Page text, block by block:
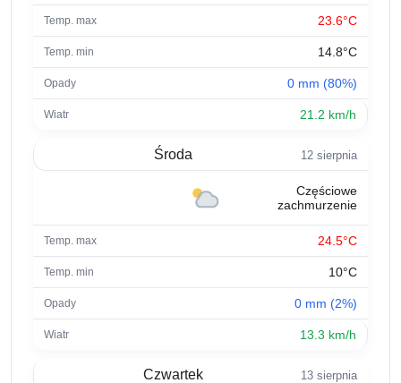
23.6°C
14.8°C
0 mm (80%)
21.2 km/h
Środa 12 sierpnia
Częściowe
zachmurzenie
24.5°C
10°C
0 mm (2%)
13.3 km/h
Czwartek 13 sierpnia